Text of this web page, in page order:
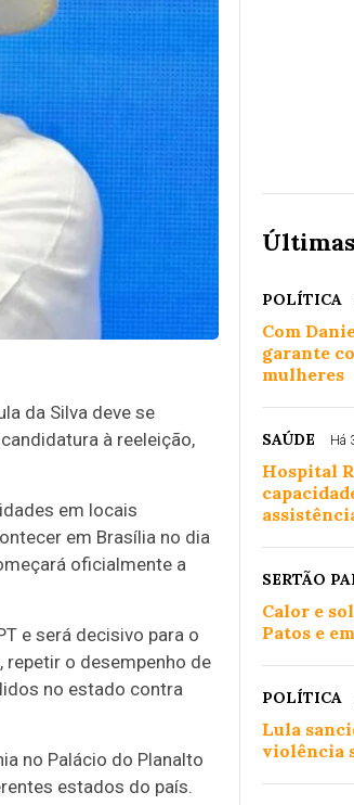
da Silva deve se
à reeleição,
em locais
em Brasília no dia
oficialmente a
e será decisivo para o
repetir o desempenho de
no estado contra
no Palácio do Planalto
estados do país.
POLÍTICA
Com
garante
mulheres
SAÚDE Há
Hospital
SERTÃO
Calor e
Patos e
POLÍTICA
Lula
violência